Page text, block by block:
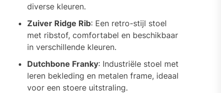
diverse kleuren.
Zuiver Ridge Rib: Een retro-stijl stoel
met ribstof, comfortabel en beschikbaar
in verschillende kleuren.
Dutchbone Franky: Industriële stoel met
leren bekleding en metalen frame, ideaal
voor een stoere uitstraling.